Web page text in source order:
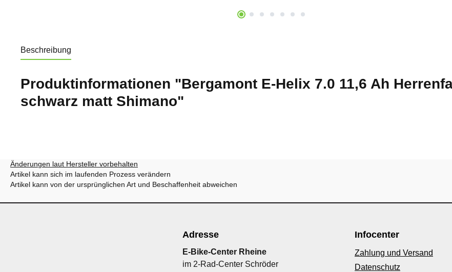
Beschreibung
Produktinformationen "Bergamont E-Helix 7.0 11,6 Ah
schwarz matt Shimano"
Änderungen laut Hersteller vorbehalten
Artikel kann sich im laufenden Prozess verändern
Artikel kann von der ursprünglichen Art und Beschaffenheit abweichen
Adresse
E-Bike-Center Rheine
im 2-Rad-Center Schröder
Infocenter
Zahlung und Versand
Datenschutz